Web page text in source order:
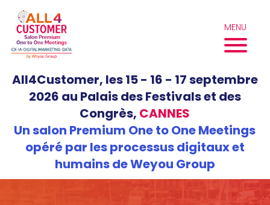
contenu
All4Customer, les 15 - 16 - 17 septembre
2026 au Palais des Festivals et des
Congrès, CANNES
Un salon Premium One to One Meetings
opéré par les processus digitaux et
humains de Weyou Group
MENU